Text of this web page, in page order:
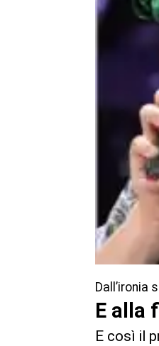
Dall’ironia
E alla
E così il